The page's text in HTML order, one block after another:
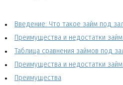
Введение: Что такое займ под
Преимущества и недостатки
Таблица сравнения займов под
Преимущества и недостатки
Преимущества